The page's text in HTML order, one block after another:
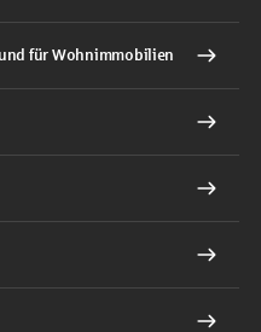
für Wohnimmobilien